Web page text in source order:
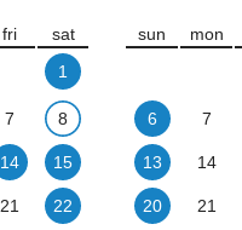
fri
sat
1
7 8
14 15
21 22
sun mon
6 7
13 14
20 21